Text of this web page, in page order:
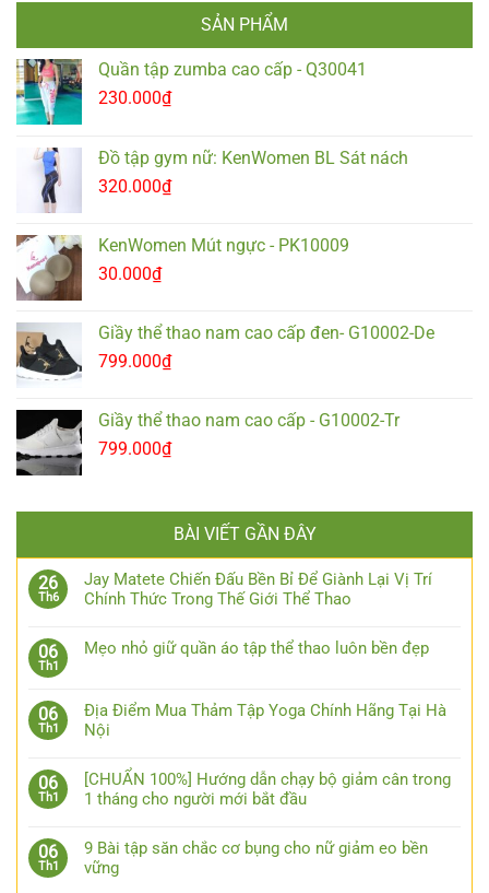
SẢN PHẨM
Quần tập zumba cao cấp - Q30041
230.000₫
Đồ tập gym nữ: KenWomen BL Sát nách
320.000₫
KenWomen Mút ngực - PK10009
30.000₫
Giầy thể thao nam cao cấp đen- G10002-De
799.000₫
Giầy thể thao nam cao cấp - G10002-Tr
799.000₫
BÀI VIẾT GẦN ĐÂY
26
Th6
Jay Matete Chiến Đấu Bền Bỉ Để Giành Lại Vị Trí
Chính Thức Trong Thế Giới Thể Thao
06
Th1
Mẹo nhỏ giữ quần áo tập thể thao luôn bền đẹp
06
Th1
Địa Điểm Mua Thảm Tập Yoga Chính Hãng Tại Hà
Nội
06
Th1
[CHUẨN 100%] Hướng dẫn chạy bộ giảm cân trong
1 tháng cho người mới bắt đầu
06
Th1
9 Bài tập săn chắc cơ bụng cho nữ giảm eo bền
vững